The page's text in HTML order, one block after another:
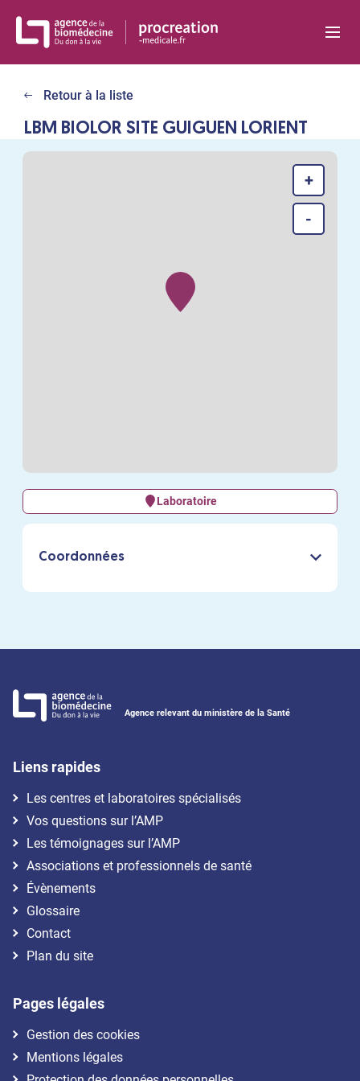
Retour à la liste
LBM BIOLOR SITE GUIGUEN LORIENT
+
-
Laboratoire
Coordonnées
Agence relevant du ministère de la Santé
Liens rapides
Les centres et laboratoires spécialisés
Vos questions sur l’AMP
Les témoignages sur l’AMP
Associations et professionnels de santé
Évènements
Glossaire
Contact
Plan du site
Pages légales
Gestion des cookies
Mentions légales